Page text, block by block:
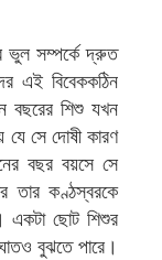
ভুল সম্পর্কে দ্রুত
এই বিবেককঠিন
বছরের শিশু যখন
যে সে দোষী কারণ
বছর বয়সে সে
তার কণ্ঠস্বরকে
একটা ছোট শিশুর
বুঝতে পারে।